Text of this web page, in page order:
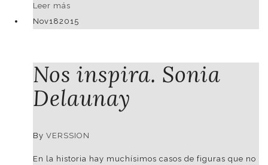
Leer más
Nov182015
Nos inspira. Sonia
Delaunay
By VERSSION
En la historia hay muchísimos casos de figuras que no